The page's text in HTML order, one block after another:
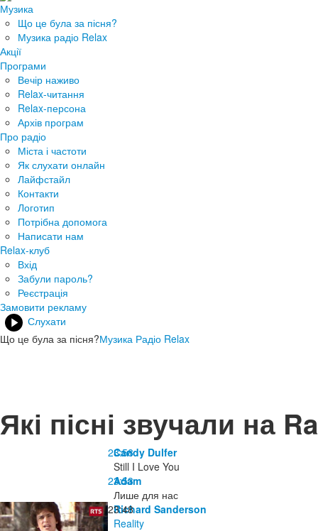
Музика
Що це була за пісня?
Музика радіо Relax
Акції
Програми
Вечір наживо
Relax-читання
Relax-персона
Архів програм
Про радіо
Міста і частоти
Як слухати онлайн
Лайфстайл
Контакти
Логотип
Потрібна допомога
Написати нам
Relax-клуб
Вхід
Забули пароль?
Реєстрація
Замовити рекламу
Слухати
Що це була за пісня?Музика Радіо Relax
Які пісні звучали на
23:58
Candy Dulfer
Still I Love You
23:53
Adam
Лише для нас
23:48
Richard Sanderson
Reality